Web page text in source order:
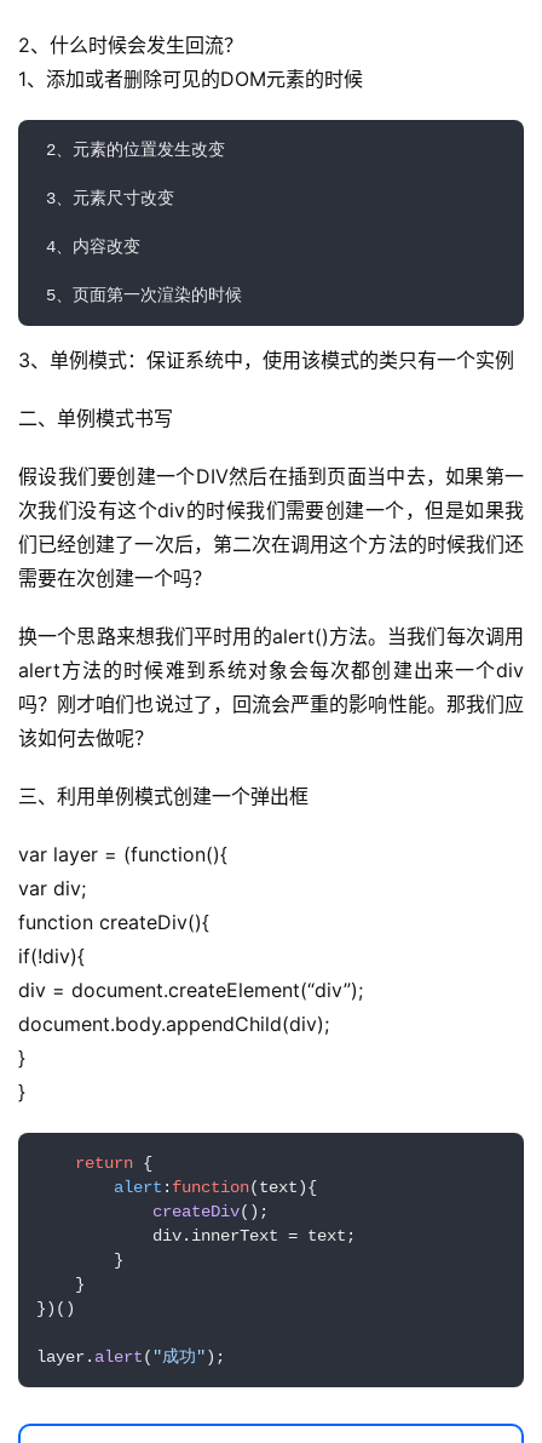
A
实
群
运
营
录
经
验
教
程
软
用
服
务
项
目
源
码
登录 注册
2、什么时候会发生回流？
1、添加或者删除可见的DOM元素的时候
2、元素的位置发生改变
3、元素尺寸改变
4、内容改变
5、页面第一次渲染的时候
3、单例模式：保证系统中，使用该模式的类只有一个实例
二、单例模式书写
假设我们要创建一个DIV然后在插到页面当中去，如果第一
次我们没有这个div的时候我们需要创建一个，但是如果我
们已经创建了一次后，第二次在调用这个方法的时候我们还
需要在次创建一个吗？
换一个思路来想我们平时用的alert()方法。当我们每次调用
alert方法的时候难到系统对象会每次都创建出来一个div
吗？刚才咱们也说过了，回流会严重的影响性能。那我们应
该如何去做呢？
三、利用单例模式创建一个弹出框
var layer = (function(){
var div;
function createDiv(){
if(!div){
div = document.createElement(“div”);
document.body.appendChild(div);
}
}
return {
alert : function(text){
createDiv();
            div.
innerText = text;
        }
    }
})()
layer. alert( "成功");